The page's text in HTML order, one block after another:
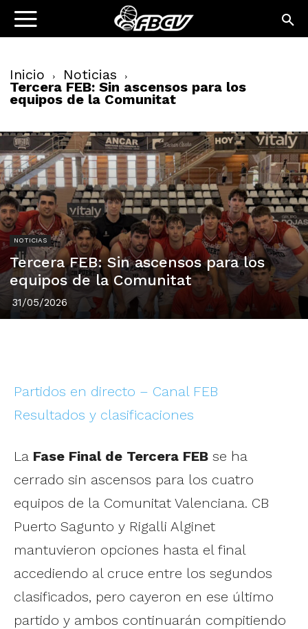
Inicio Noticias
Tercera FEB: Sin ascensos para los
equipos de la Comunitat
NOTICIAS
Tercera FEB: Sin ascensos para los
equipos de la Comunitat
31/05/2026
Partidos en directo – Canal FEB
Resultados y clasificaciones
La Fase Final de Tercera FEB se ha
cerrado sin ascensos para los cuatro
equipos de la Comunitat Valenciana. CB
Puerto Sagunto y Rigalli Alginet
mantuvieron opciones hasta el final
accediendo al cruce entre los segundos
clasificados, pero cayeron en ese último
partido y ambos continuarán compitiendo